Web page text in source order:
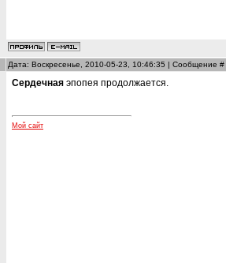
Дата: Воскресенье, 2010-05-23, 10:46:35 | Сообщение #
Сердечная эпопея продолжается.
Мой сайт